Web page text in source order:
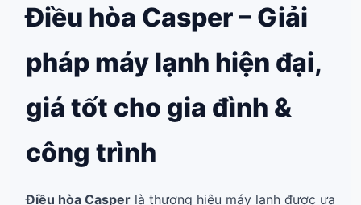
Điều hòa Casper – Giải
pháp máy lạnh hiện đại,
giá tốt cho gia đình &
công trình
Điều hòa Casper là thương hiệu máy lạnh được ưa